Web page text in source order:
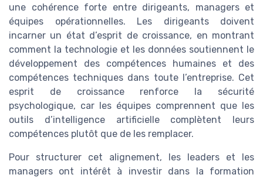
une cohérence forte entre dirigeants, managers et
équipes opérationnelles. Les dirigeants doivent
incarner un état d’esprit de croissance, en montrant
comment la technologie et les données soutiennent le
développement des compétences humaines et des
compétences techniques dans toute l’entreprise. Cet
esprit de croissance renforce la sécurité
psychologique, car les équipes comprennent que les
outils d’intelligence artificielle complètent leurs
compétences plutôt que de les remplacer.
Pour structurer cet alignement, les leaders et les
managers ont intérêt à investir dans la formation